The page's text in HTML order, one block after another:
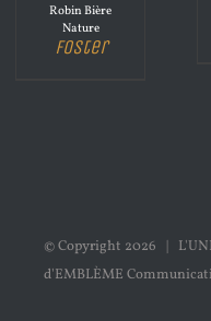
Robin Bière
Nature
Foster
© Copyright 2026 |
d'EMBLÈME